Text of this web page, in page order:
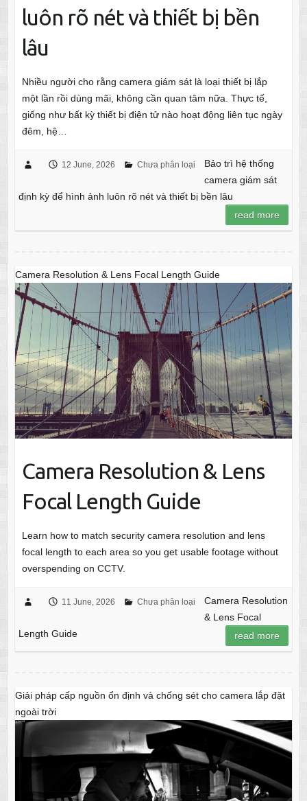
luôn rõ nét và thiết bị bền
lâu
Nhiều người cho rằng camera giám sát là loại thiết bị lắp
một lần rồi dùng mãi, không cần quan tâm nữa. Thực tế,
giống như bất kỳ thiết bị điện tử nào hoạt động liên tục ngày
đêm, hệ…
12 June, 2026 Chưa phân loại
Bảo trì hệ thống
camera giám sát
định kỳ để hình ảnh luôn rõ nét và thiết bị bền lâu
read more
Camera Resolution & Lens Focal Length Guide
Camera Resolution & Lens
Focal Length Guide
Learn how to match security camera resolution and lens
focal length to each area so you get usable footage without
overspending on CCTV.
11 June, 2026 Chưa phân loại
Camera Resolution
& Lens Focal
Length Guide
read more
Giải pháp cấp nguồn ổn định và chống sét cho camera lắp đặt
ngoài trời